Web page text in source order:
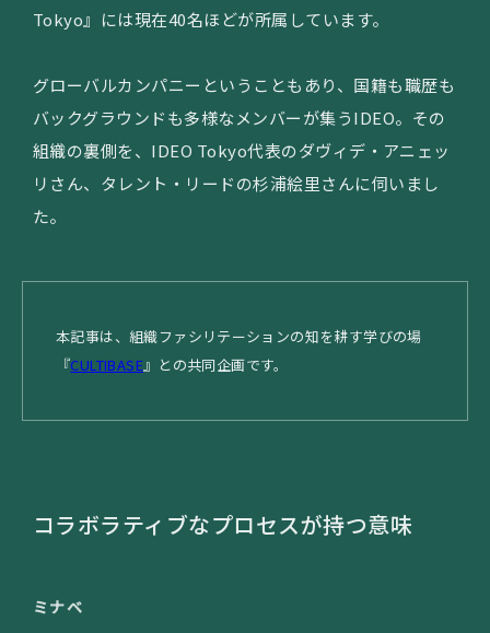
Tokyo』には現在40名ほどが所属しています。
グローバルカンパニーということもあり、国籍も職歴も
バックグラウンドも多様なメンバーが集うIDEO。その
組織の裏側を、IDEO Tokyo代表のダヴィデ・アニェッ
リさん、タレント・リードの杉浦絵里さんに伺いまし
た。
本記事は、組織ファシリテーションの知を耕す学びの場
『CULTIBASE』との共同企画です。
コラボラティブなプロセスが持つ意味
ミナベ